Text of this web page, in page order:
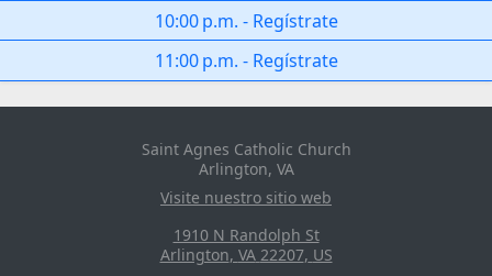
10:00 p.m. - Regístrate
11:00 p.m. - Regístrate
Saint Agnes Catholic Church
Arlington, VA
Visite nuestro sitio web
1910 N Randolph St
Arlington, VA 22207, US